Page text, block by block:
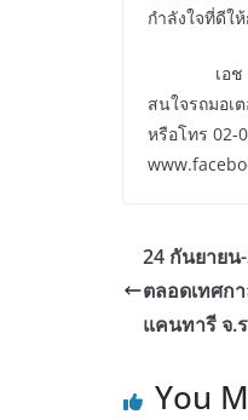
กำลังใจที่ดีใ
เอช เซม
สนใจรถมอเ
หรือโทร 02-
24 กันยาย
ตลอดเทศก
แคนทารี จ.
You